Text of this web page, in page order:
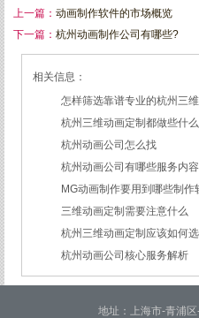
上一篇： 动画制作软件的市场概览
下一篇： 杭州动画制作公司有哪些?
相关信息：
怎样筛选靠谱专业的杭州三
2026/07/21
杭州三维动画定制都做些什
2026/03/19
杭州动画公司怎么找
2026/03/12
杭州动画公司有哪些服务内容
2026/03/09
MG动画制作要用到哪些制作
2026/02/24
三维动画定制需要注意什么
2026/02/09
杭州三维动画定制应该如何
2026/01/30
杭州动画公司核心服务解析
2026/01/28
地址：上海市-青浦